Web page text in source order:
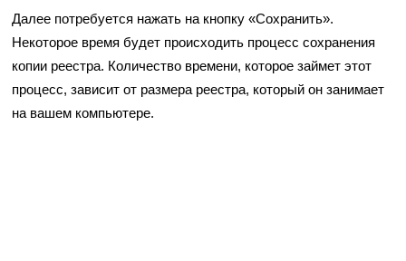
Далее потребуется нажать на кнопку «Сохранить».
Некоторое время будет происходить процесс сохранения
копии реестра. Количество времени, которое займет этот
процесс, зависит от размера реестра, который он занимает
на вашем компьютере.